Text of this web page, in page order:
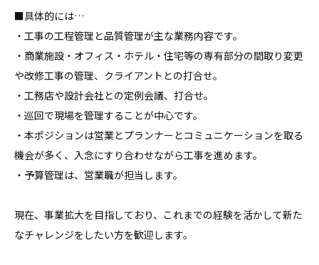
■具体的には…
・工事の工程管理と品質管理が主な業務内容です。
・商業施設・オフィス・ホテル・住宅等の専有部分の間取り変更
や改修工事の管理、クライアントとの打合せ。
・工務店や設計会社との定例会議、打合せ。
・巡回で現場を管理することが中心です。
・本ポジションは営業とプランナーとコミュニケーションを取る
機会が多く、入念にすり合わせながら工事を進めます。
・予算管理は、営業職が担当します。
現在、事業拡大を目指しており、これまでの経験を活かして新た
なチャレンジをしたい方を歓迎します。